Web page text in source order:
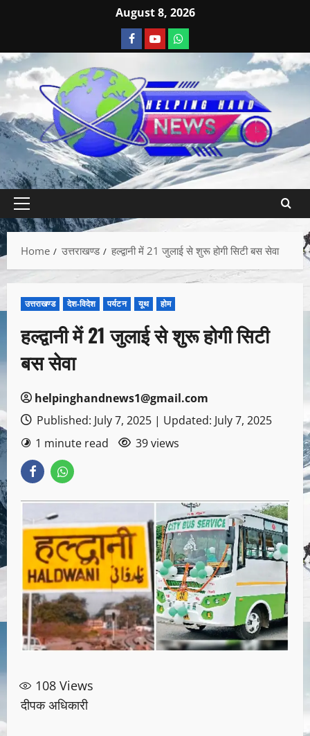
August 8, 2026
Home उत्तराखण्ड हल्द्वानी में 21 जुलाई से शुरू होगी सिटी बस सेवा
उत्तराखण्ड देश-विदेश पर्यटन यूथ होम
हल्द्वानी में 21 जुलाई से शुरू होगी सिटी
बस सेवा
helpinghandnews1@gmail.com
Published: July 7, 2025 | Updated: July 7, 2025
1 minute read
39 views
108 Views
दीपक अधिकारी